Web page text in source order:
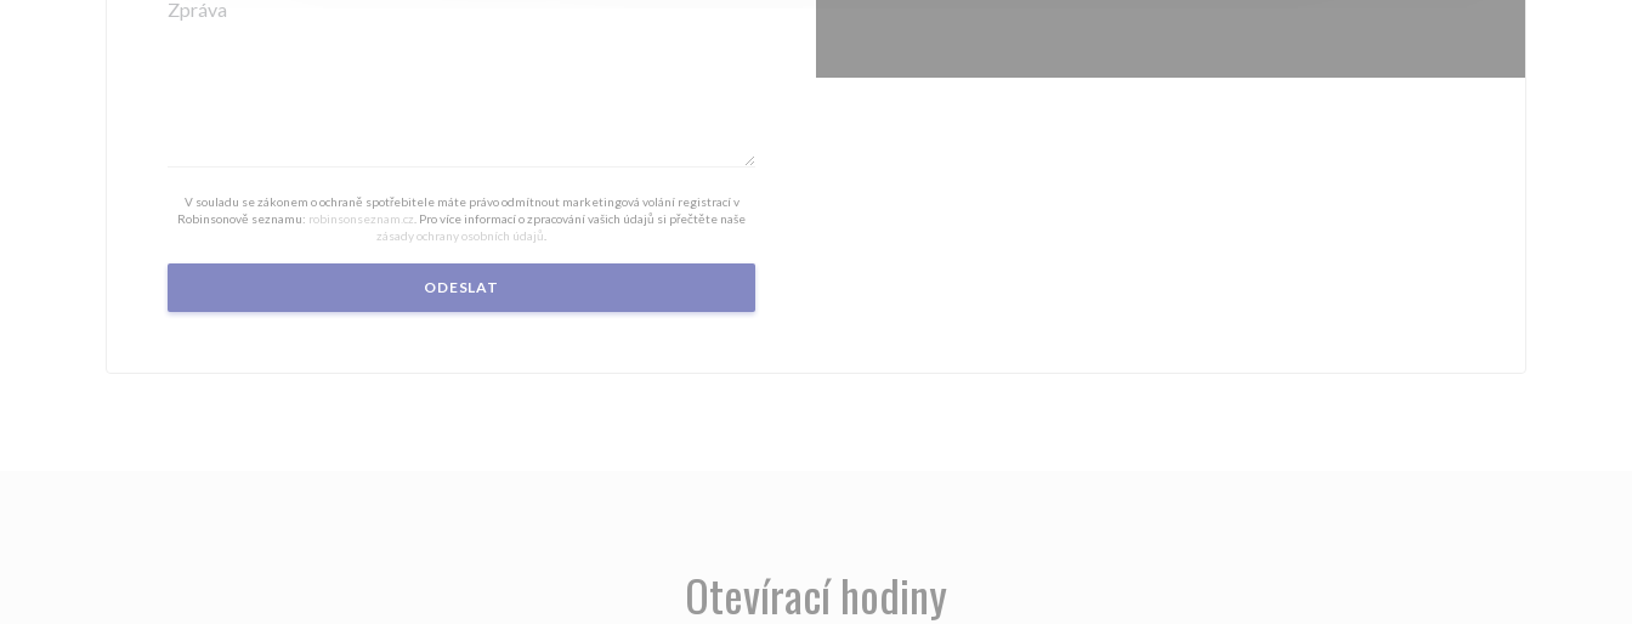
V souladu se zákonem o ochraně spotřebitele máte právo odmítnout marketingová volání registrací v
Robinsonově seznamu: robinsonseznam.cz . Pro více informací o zpracování vašich údajů si přečtěte naše
zásady ochrany osobních údajů
Otevírací hodiny